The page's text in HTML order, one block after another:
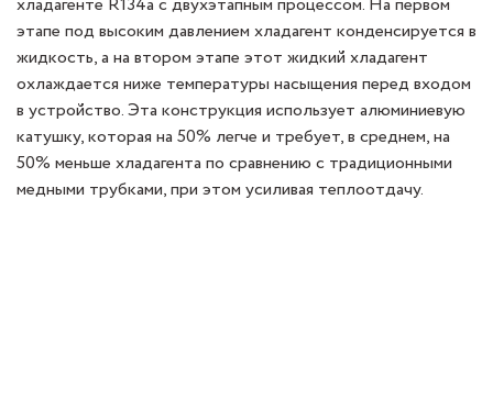
этапе под высоким давлением хладагент конденсируется в
жидкость, а на втором этапе этот жидкий хладагент
охлаждается ниже температуры насыщения перед входом
в устройство. Эта конструкция использует алюминиевую
катушку, которая на 50% легче и требует, в среднем, на
50% меньше хладагента по сравнению с традиционными
медными трубками, при этом усиливая теплоотдачу.